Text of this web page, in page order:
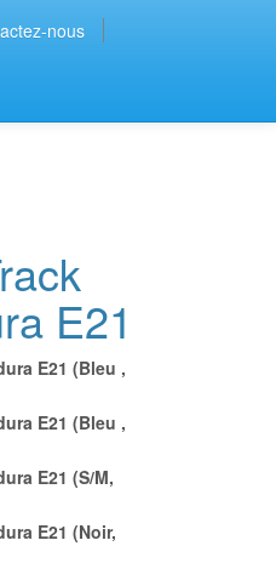
nous
E21
E21 (Bleu ,
E21 (Bleu ,
E21 (S/M,
E21 (Noir,